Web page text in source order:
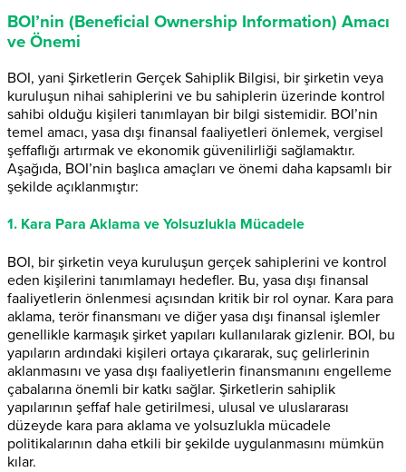
BOI’nin (Beneficial Ownership Information) Amacı
ve Önemi
BOI, yani Şirketlerin Gerçek Sahiplik Bilgisi, bir şirketin veya
kuruluşun nihai sahiplerini ve bu sahiplerin üzerinde kontrol
sahibi olduğu kişileri tanımlayan bir bilgi sistemidir. BOI’nin
temel amacı, yasa dışı finansal faaliyetleri önlemek, vergisel
şeffaflığı artırmak ve ekonomik güvenilirliği sağlamaktır.
Aşağıda, BOI’nin başlıca amaçları ve önemi daha kapsamlı bir
şekilde açıklanmıştır:
1. Kara Para Aklama ve Yolsuzlukla Mücadele
BOI, bir şirketin veya kuruluşun gerçek sahiplerini ve kontrol
eden kişilerini tanımlamayı hedefler. Bu, yasa dışı finansal
faaliyetlerin önlenmesi açısından kritik bir rol oynar. Kara para
aklama, terör finansmanı ve diğer yasa dışı finansal işlemler
genellikle karmaşık şirket yapıları kullanılarak gizlenir. BOI, bu
yapıların ardındaki kişileri ortaya çıkararak, suç gelirlerinin
aklanmasını ve yasa dışı faaliyetlerin finansmanını engelleme
çabalarına önemli bir katkı sağlar. Şirketlerin sahiplik
yapılarının şeffaf hale getirilmesi, ulusal ve uluslararası
düzeyde kara para aklama ve yolsuzlukla mücadele
politikalarının daha etkili bir şekilde uygulanmasını mümkün
kılar.